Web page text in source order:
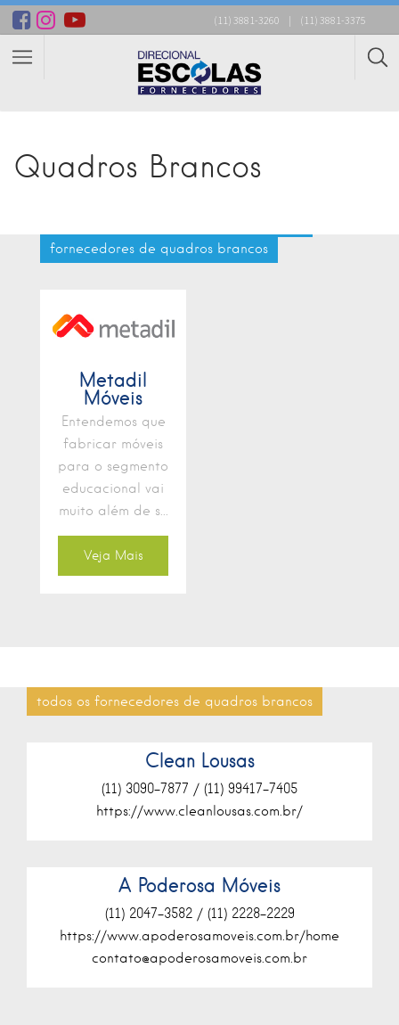
(11) 3881-3260 | (11) 3881-3375
Quadros Brancos
fornecedores de quadros brancos
Metadil
Móveis
Entendemos que
fabricar móveis
para o segmento
educacional vai
muito além de s...
Veja Mais
todos os fornecedores de quadros brancos
Clean Lousas
(11) 3090-7877 / (11) 99417-7405
https://www.cleanlousas.com.br/
A Poderosa Móveis
(11) 2047-3582 / (11) 2228-2229
https://www.apoderosamoveis.com.br/home
contato@apoderosamoveis.com.br